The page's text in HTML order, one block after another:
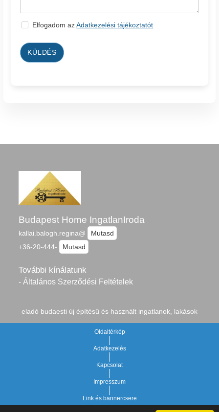
Elfogadom azAdatkezelési tájékoztatót
KÜLDÉS
Budapest Home IngatlanIroda
kallai.balogh.regina@
Mutasd
+36-20-444-
Mutasd
További kínálatunk
- Általános Szerződési Feltételek
eladó budaesti új építésű és használt ingatlanok, lakások
Oldaltérkép
Adatkezelés
Kapcsolat
Impresszum
Link és bannercsere